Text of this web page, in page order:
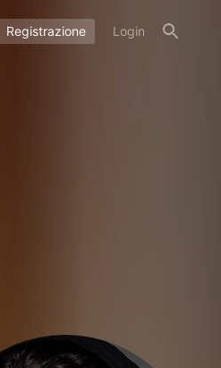
Registrazione Login